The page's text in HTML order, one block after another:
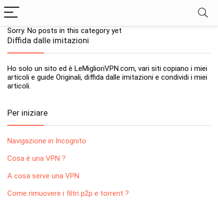
Sorry. No posts in this category yet
Diffida dalle imitazioni
Ho solo un sito ed è LeMiglioriVPN.com, vari siti copiano i miei
articoli e guide Originali, diffida dalle imitazioni e condividi i miei
articoli.
Per iniziare
Navigazione in Incognito
Cosa è una VPN ?
A cosa serve una VPN
Come rimuovere i filtri p2p e torrent ?